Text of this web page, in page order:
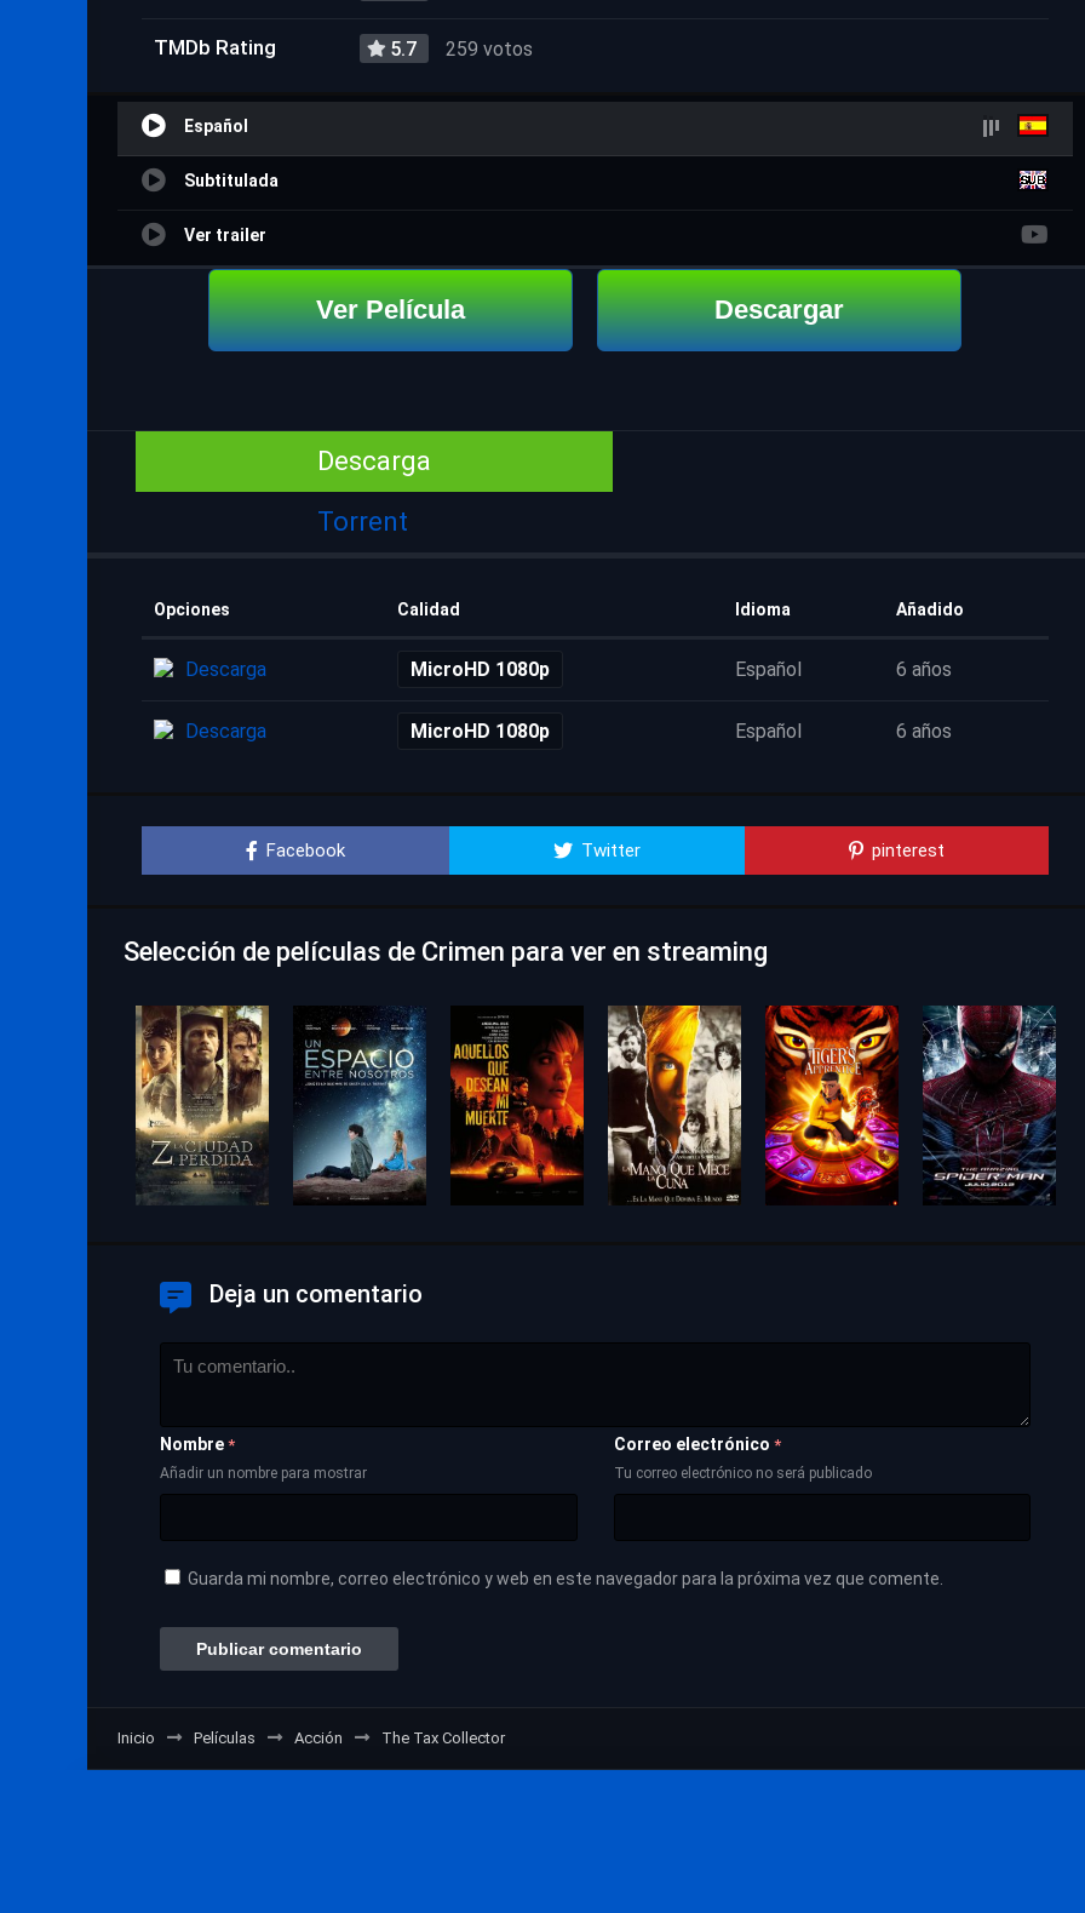
TMDb Rating 5.7 259 votos
Español
Subtitulada
Ver trailer
Ver Película Descargar
Descarga
Torrent
Opciones Calidad Idioma Añadido
Descarga MicroHD 1080p Español 6 años
Descarga MicroHD 1080p Español 6 años
Facebook Twitter pinterest
Selección de películas de Crimen para ver en streaming
Deja un comentario
Nombre *
Añadir un nombre para mostrar
Correo electrónico *
Tu correo electrónico no será publicado
Guarda mi nombre, correo electrónico y web en este navegador para la próxima vez que comente.
Inicio Películas Acción The Tax Collector